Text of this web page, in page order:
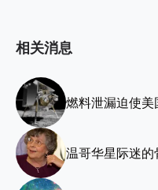
相关消息
燃料泄漏迫使
温哥华星际迷